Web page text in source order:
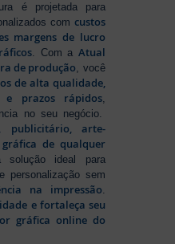
é projetada para
com custos
margens de lucro
. Com a Atual
de produção, você
de alta qualidade,
e prazos rápidos,
no seu negócio.
publicitário, arte-
de qualquer
solução ideal para
personalização sem
na impressão.
e fortaleça seu
gráfica online do